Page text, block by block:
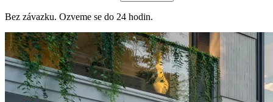
Bez závazku. Ozveme se do 24 hodin.